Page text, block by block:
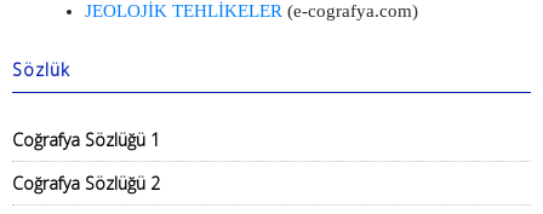
JEOLOJİK TEHLİKELER (e-cografya.com)
Sözlük
Coğrafya Sözlüğü 1
Coğrafya Sözlüğü 2